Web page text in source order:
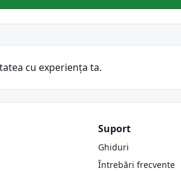
cu experiența ta.
Suport
Ghiduri
Întrebări frecvente